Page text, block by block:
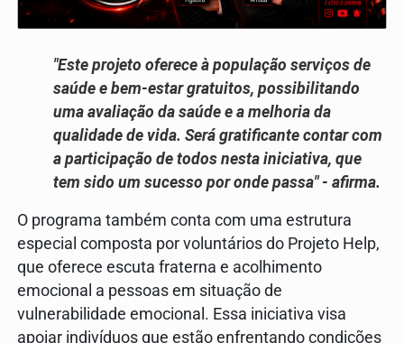
"Este projeto oferece à população serviços de
saúde e bem-estar gratuitos, possibilitando
uma avaliação da saúde e a melhoria da
qualidade de vida. Será gratificante contar com
a participação de todos nesta iniciativa, que
tem sido um sucesso por onde passa" - afirma.
O programa também conta com uma estrutura
especial composta por voluntários do Projeto Help,
que oferece escuta fraterna e acolhimento
emocional a pessoas em situação de
vulnerabilidade emocional. Essa iniciativa visa
apoiar indivíduos que estão enfrentando condições